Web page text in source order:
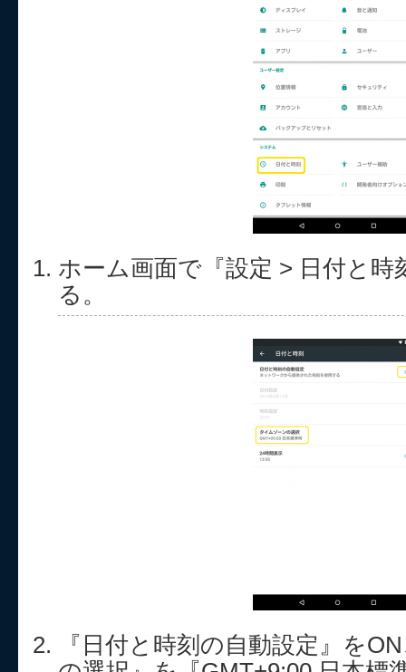
ホーム画面で『設定 > 日付と時
る。
『日付と時刻の自動設定』を